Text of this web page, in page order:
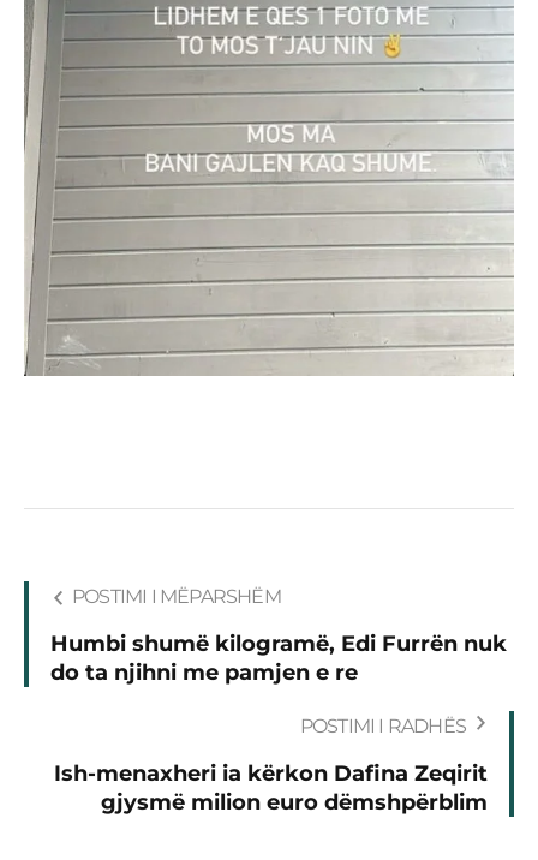
POSTIMI I MËPARSHËM
Humbi shumë kilogramë, Edi Furrën nuk
do ta njihni me pamjen e re
POSTIMI I RADHËS
Ish-menaxheri ia kërkon Dafina Zeqirit
gjysmë milion euro dëmshpërblim